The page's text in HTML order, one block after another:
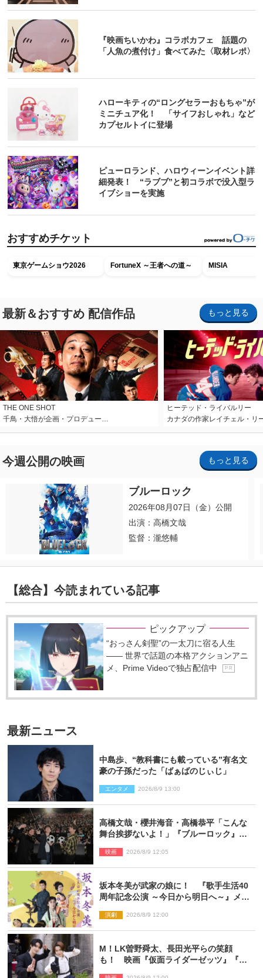
『映画ちいかわ』コラボカフェ 話題の
「人魚の煮付け」食べてみた〈取材レポ〉
ハローキティの“ロングセラーおもちゃ”が
ミニチュア化！ 「サイフおしゃれ」など
カプセルトイに登場
ピューロランド、ハロウィーンイベント詳
細発表！ “ラブブ”と初コラボで没入型ラ
イブショーを実施
おすすめチケット
東京ゲームショウ2026 FortuneX ～王者への道～ MISIA
最新＆おすすめ 配信作品 もっと見る
THE ONE SHOT
千鳥・大悟が企画・プロデュー…
ヒーテッド・ライバルリー
カナダの作家レイチェル・リ
今週公開の映画 もっと見る
ブルーロック
2026年08月07日（金）公開
出演：高橋文哉
監督：瀧悠輔
【総合】今読まれている記事
ピックアップ
“おっさん剣聖”の一太刀に宿る人生
―― 世界で話題の本格アクションアニ
メ、Prime Videoで独占配信中
P R
最新ニュース
中島歩、“教科書にも載っている”有名文
豪の子孫だった「ばぁばのじぃじ」
エンタメ 2026/8/9 13:00
高橋文哉・櫻井海音・高橋恭平「こんな
舞台挨拶ないよ！」『ブルーロック』自
映画 2026/8/9 12:05
坂本冬美が武家の娘に！ 『歌手生活40
周年記念公演 ～今日から明日へ～』メイ
演劇 2026/8/9 12:00
M！LK曽野舜太、長田光平らの笑顔
も！ 映画『仮面ライダーゼッツ』『超